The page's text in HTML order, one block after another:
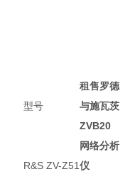
型号
R&S ZV-Z51
租售罗德
与施瓦茨
ZVB20
网络分析
仪